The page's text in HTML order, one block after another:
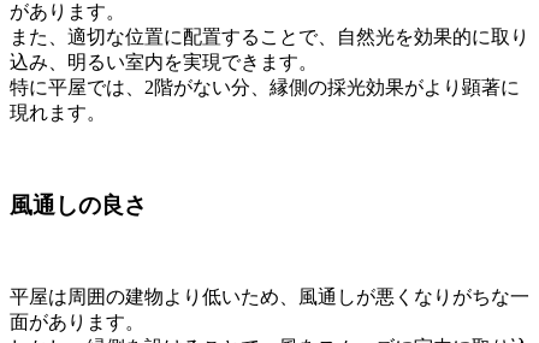
があります。
また、適切な位置に配置することで、自然光を効果的に取り
込み、明るい室内を実現できます。
特に平屋では、2階がない分、縁側の採光効果がより顕著に
現れます。
風通しの良さ
平屋は周囲の建物より低いため、風通しが悪くなりがちな一
面があります。